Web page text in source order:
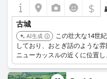
$
古城
AI生成
この壮大な14世
しており、おとぎ話のような
ニューカッスルの近くに位置
ありながら、リラックスして